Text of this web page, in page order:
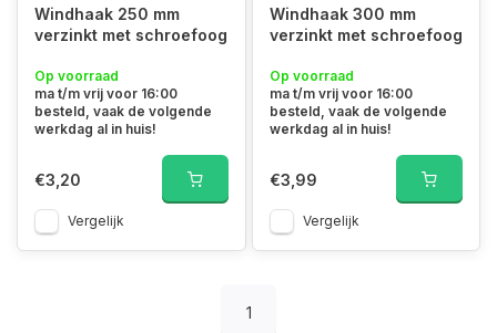
Windhaak 250 mm
verzinkt met schroefoog
Op voorraad
ma t/m vrij voor 16:00
besteld, vaak de volgende
werkdag al in huis!
€3,20
Vergelijk
Windhaak 300 mm
verzinkt met schroefoog
Op voorraad
ma t/m vrij voor 16:00
besteld, vaak de volgende
werkdag al in huis!
€3,99
Vergelijk
1